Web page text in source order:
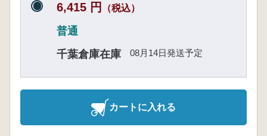
6,415 円 （税込）
普通
千葉倉庫在庫
08月14日発送予定
カートに入れる